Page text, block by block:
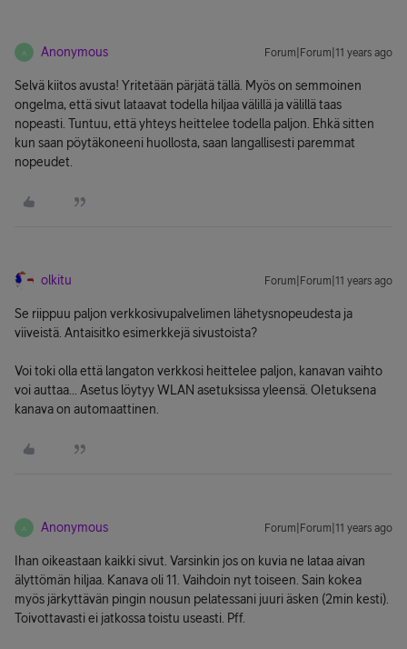
A Anonymous Forum|Forum|11 years ago
Selvä kiitos avusta! Yritetään pärjätä tällä. Myös on semmoinen
ongelma, että sivut lataavat todella hiljaa välillä ja välillä taas
nopeasti. Tuntuu, että yhteys heittelee todella paljon. Ehkä sitten
kun saan pöytäkoneeni huollosta, saan langallisesti paremmat
nopeudet.
olkitu Forum|Forum|11 years ago
Se riippuu paljon verkkosivupalvelimen lähetysnopeudesta ja
viiveistä. Antaisitko esimerkkejä sivustoista?
Voi toki olla että langaton verkkosi heittelee paljon, kanavan vaihto
voi auttaa... Asetus löytyy WLAN asetuksissa yleensä. OIetuksena
kanava on automaattinen.
A Anonymous Forum|Forum|11 years ago
Ihan oikeastaan kaikki sivut. Varsinkin jos on kuvia ne lataa aivan
älyttömän hiljaa. Kanava oli 11. Vaihdoin nyt toiseen. Sain kokea
myös järkyttävän pingin nousun pelatessani juuri äsken (2min kesti).
Toivottavasti ei jatkossa toistu useasti. Pff.